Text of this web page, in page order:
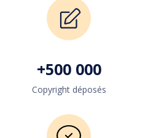
+500 000
Copyright déposés